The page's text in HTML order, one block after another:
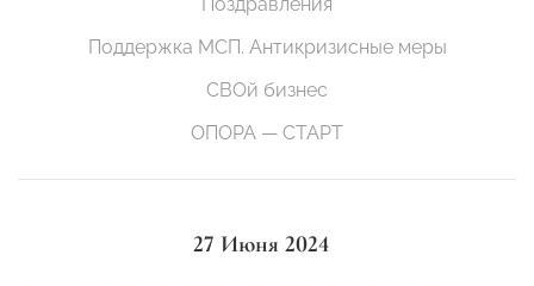
Поддержка МСП. Антикризисные меры
СВОй бизнес
ОПОРА — СТАРТ
27 Июня 2024